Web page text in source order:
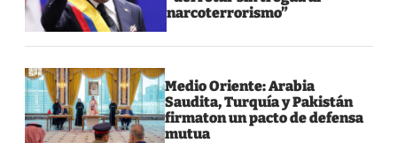
narcoterrorismo”
Medio Oriente: Arabia
Saudita, Turquía y Pakistán
firmaton un pacto de defensa
mutua